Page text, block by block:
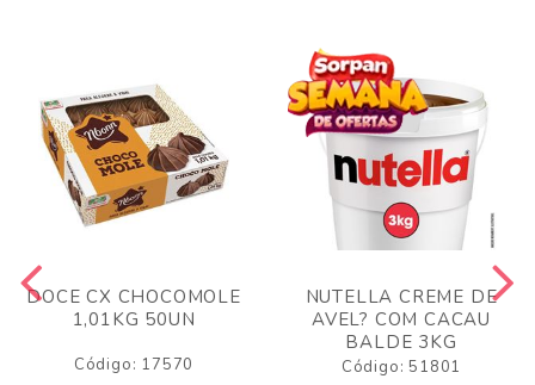
DOCE CX CHOCOMOLE
1,01KG 50UN
Código: 17570
NUTELLA CREME DE
AVEL? COM CACAU
BALDE 3KG
Código: 51801